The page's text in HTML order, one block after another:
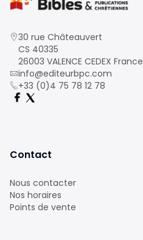
30 rue Châteauvert
CS 40335
26003 VALENCE CEDEX France
info@editeurbpc.com
+33 (0)4 75 78 12 78
Contact
Nous contacter
Nos horaires
Points de vente